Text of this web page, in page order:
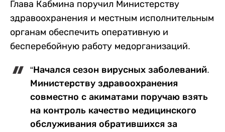
Глава Кабмина поручил Министерству
здравоохранения и местным исполнительным
органам обеспечить оперативную и
бесперебойную работу медорганизаций.
“Начался сезон вирусных заболеваний.
Министерству здравоохранения
совместно с акиматами поручаю взять
на контроль качество медицинского
обслуживания обратившихся за